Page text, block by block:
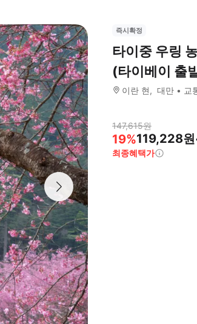
즉시확정
타이중 우링
(타이베이 출
이란 현 대만 교
147,615원
19%119,228
최종혜택가